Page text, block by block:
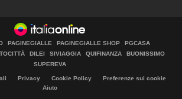
PAGINEGIALLE PAGINEGIALLE SHOP
PGCASA
DILEI SIVIAGGIA QUIFINANZA
BUONISSIMO
SUPEREVA
Privacy Cookie Policy
Preferenze sui cookie
Aiuto